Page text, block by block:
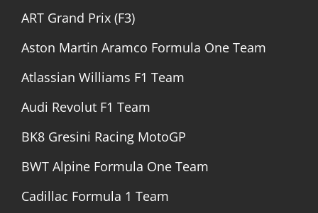
ART Grand Prix (F3)
Aston Martin Aramco Formula One Team
Atlassian Williams F1 Team
Audi Revolut F1 Team
BK8 Gresini Racing MotoGP
BWT Alpine Formula One Team
Cadillac Formula 1 Team